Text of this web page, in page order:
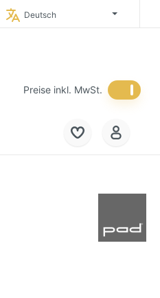
Deutsch
Preise inkl. MwSt.